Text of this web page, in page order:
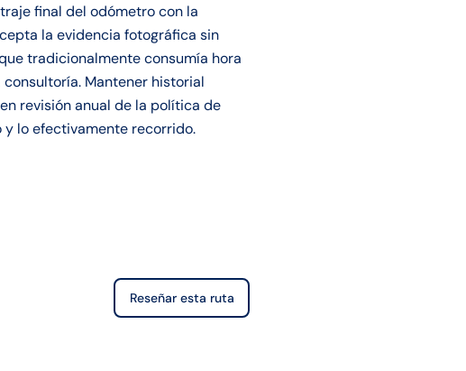
final del odómetro con la
la evidencia fotográfica sin
tradicionalmente consumía hora
Mantener historial
revisión anual de la política de
lo efectivamente recorrido.
Reseñar esta ruta